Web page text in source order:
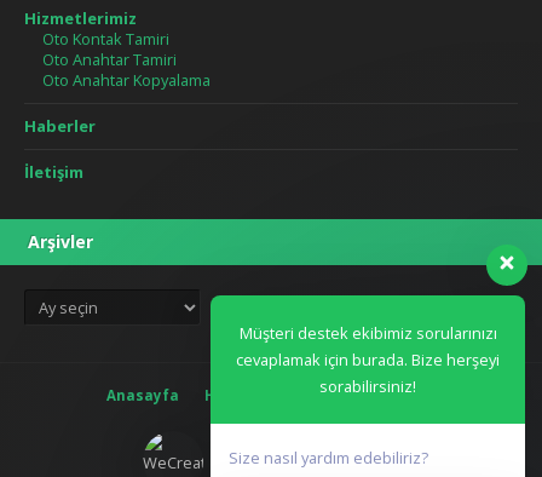
Hizmetlerimiz
Oto Kontak Tamiri
Oto Anahtar Tamiri
Oto Anahtar Kopyalama
Haberler
İletişim
Arşivler
Arşivler
Anasayfa Hakkımızda Blog İletişim
Müşteri destek ekibimiz sorularınızı
cevaplamak için burada. Bize herşeyi
sorabilirsiniz!
Size nasıl yardım edebiliriz?